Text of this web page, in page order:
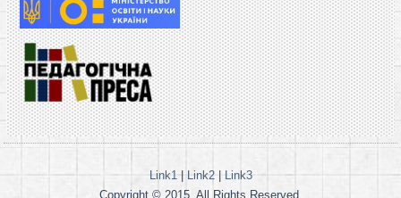
Link1| Link2|
Link3
Copyright © 2015. All Rights Reserved.